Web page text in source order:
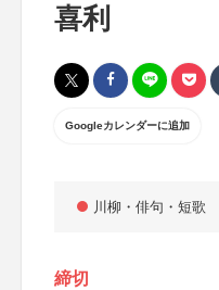
喜利
Googleカレンダーに追加
川柳・俳句・短歌
締切